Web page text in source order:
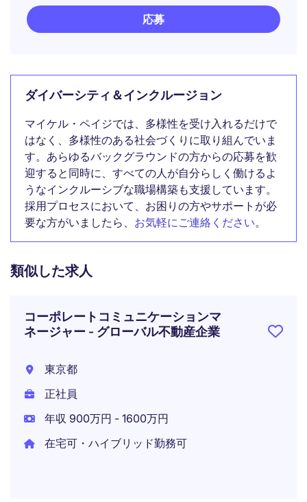
応募
ダイバーシティ＆インクルージョン
マイケル・ペイジでは、多様性を受け入れるだけで
はなく、多様性のある社会づくりに取り組んでいま
す。あらゆるバックグラウンドの方からの応募を歓
迎すると同時に、すべての人が自分らしく働けるよ
うなインクルーシブな職場構築も支援しています。
採用プロセスにおいて、お困りの方やサポートが必
要な方がいましたら、 お気軽にご連絡ください。
類似した求人
コーポレートコミュニケーションマ
ネージャー - グローバル不動産企業
東京都
正社員
年収 900万円 - 1600万円
在宅可・ハイブリッド勤務可